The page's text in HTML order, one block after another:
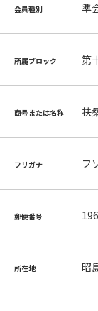
会員種別 準
所属ブロック 第
商号または名称 扶
フリガナ フ
郵便番号
所在地 昭